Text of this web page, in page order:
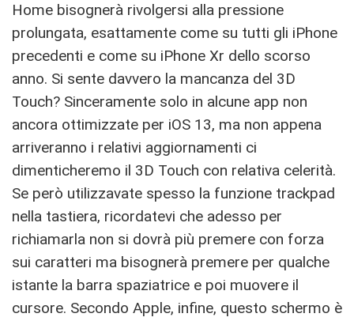
Home bisognerà rivolgersi alla pressione
prolungata, esattamente come su tutti gli iPhone
precedenti e come su iPhone Xr dello scorso
anno. Si sente davvero la mancanza del 3D
Touch? Sinceramente solo in alcune app non
ancora ottimizzate per iOS 13, ma non appena
arriveranno i relativi aggiornamenti ci
dimenticheremo il 3D Touch con relativa celerità.
Se però utilizzavate spesso la funzione trackpad
nella tastiera, ricordatevi che adesso per
richiamarla non si dovrà più premere con forza
sui caratteri ma bisognerà premere per qualche
istante la barra spaziatrice e poi muovere il
cursore. Secondo Apple, infine, questo schermo è